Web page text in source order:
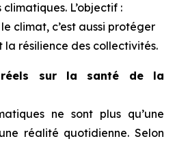
L’objectif :
climat, c’est aussi protéger
résilience des collectivités.
réels sur la santé de la
ne sont plus qu’une
réalité quotidienne. Selon